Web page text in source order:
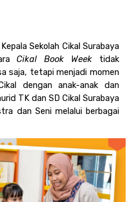
Sekolah Cikal Surabaya
Cikal Book Week tidak
saja, tetapi menjadi momen
dengan anak-anak dan
TK dan SD Cikal Surabaya
dan Seni melalui berbagai